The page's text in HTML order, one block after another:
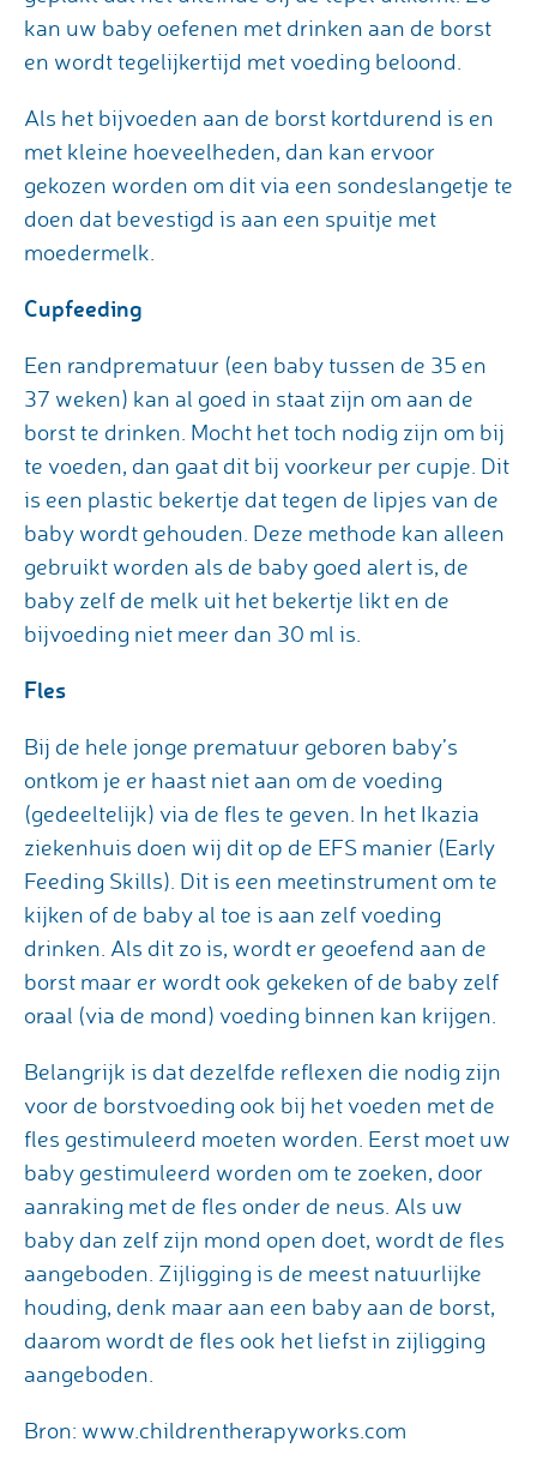
kan uw baby oefenen met drinken aan de borst
en wordt tegelijkertijd met voeding beloond.
Als het bijvoeden aan de borst kortdurend is en
met kleine hoeveelheden, dan kan ervoor
gekozen worden om dit via een sondeslangetje te
doen dat bevestigd is aan een spuitje met
moedermelk.
Cupfeeding
Een randprematuur (een baby tussen de 35 en
37 weken) kan al goed in staat zijn om aan de
borst te drinken. Mocht het toch nodig zijn om bij
te voeden, dan gaat dit bij voorkeur per cupje. Dit
is een plastic bekertje dat tegen de lipjes van de
baby wordt gehouden. Deze methode kan alleen
gebruikt worden als de baby goed alert is, de
baby zelf de melk uit het bekertje likt en de
bijvoeding niet meer dan 30 ml is.
Fles
Bij de hele jonge prematuur geboren baby’s
ontkom je er haast niet aan om de voeding
(gedeeltelijk) via de fles te geven. In het Ikazia
ziekenhuis doen wij dit op de EFS manier (Early
Feeding Skills). Dit is een meetinstrument om te
kijken of de baby al toe is aan zelf voeding
drinken. Als dit zo is, wordt er geoefend aan de
borst maar er wordt ook gekeken of de baby zelf
oraal (via de mond) voeding binnen kan krijgen.
Belangrijk is dat dezelfde reflexen die nodig zijn
voor de borstvoeding ook bij het voeden met de
fles gestimuleerd moeten worden. Eerst moet uw
baby gestimuleerd worden om te zoeken, door
aanraking met de fles onder de neus. Als uw
baby dan zelf zijn mond open doet, wordt de fles
aangeboden. Zijligging is de meest natuurlijke
houding, denk maar aan een baby aan de borst,
daarom wordt de fles ook het liefst in zijligging
aangeboden.
Bron: www.childrentherapyworks.com